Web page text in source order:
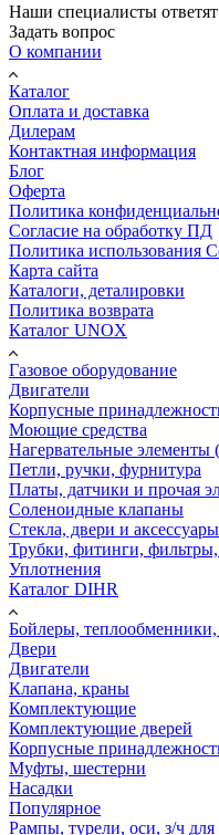
Наши специалисты
Задать вопрос
О компании
Каталог
Оплата и доставка
Дилерам
Контактная информация
Блог
Оферта
Политика
Согласие на обработку ПД
Политика использования
Карта сайта
Каталоги, деталировки
Политика возврата
Каталог UNOX
Газовое оборудование
Двигатели
Корпусные
Моющие средства
Нагервательные
Петли, ручки, фурнитура
Платы, датчики и прочая
Соленоидные клапаны
Стекла, двери и аксессуары
Трубки, фитинги,
Уплотнения
Каталог DIHR
Бойлеры,
Двери
Двигатели
Клапана, краны
Комплектующие
Комплектующие дверей
Корпусные
Муфты, шестерни
Насадки
Популярное
Рампы, турели, оси, з/ч